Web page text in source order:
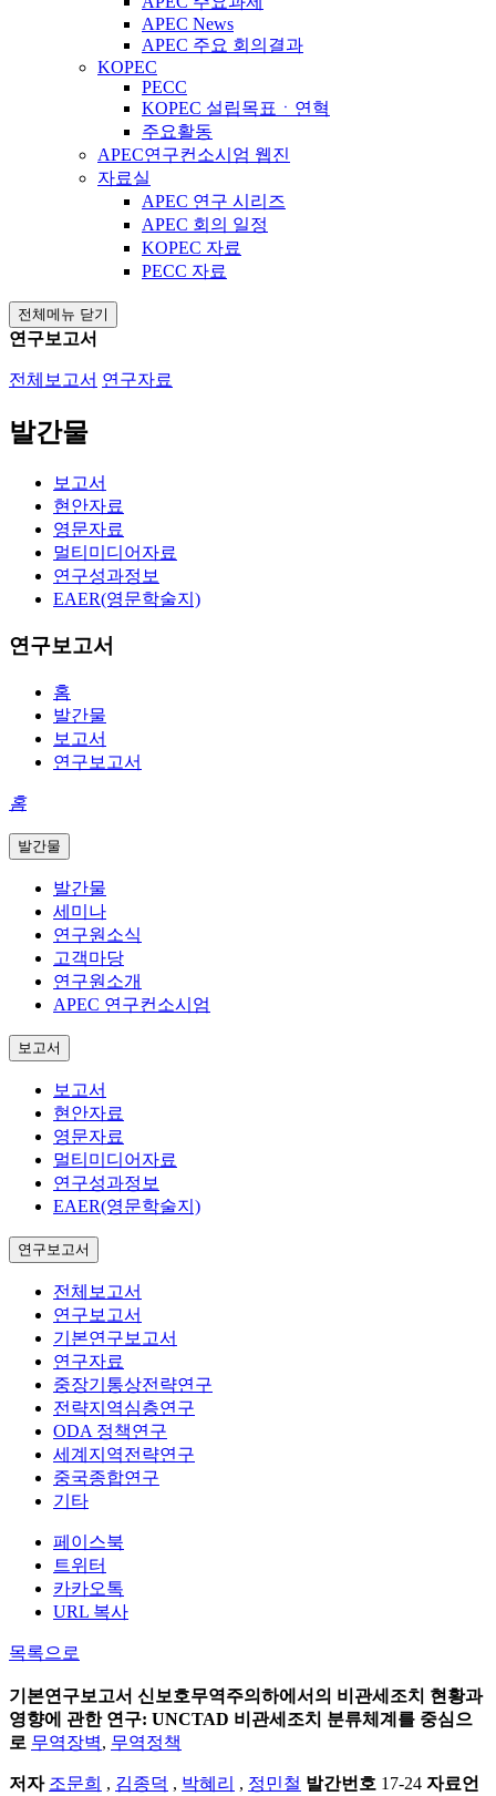
APEC News
APEC 주요 회의결과
KOPEC
PECC
KOPEC 설립목표ㆍ연혁
주요활동
APEC연구컨소시엄 웹진
자료실
APEC 연구 시리즈
APEC 회의 일정
KOPEC 자료
PECC 자료
전체메뉴 닫기
연구보고서
전체보고서 연구자료
발간물
보고서
현안자료
영문자료
멀티미디어자료
연구성과정보
EAER(영문학술지)
연구보고서
홈
발간물
보고서
연구보고서
홈
발간물
발간물
세미나
연구원소식
고객마당
연구원소개
APEC 연구컨소시엄
보고서
보고서
현안자료
영문자료
멀티미디어자료
연구성과정보
EAER(영문학술지)
연구보고서
전체보고서
연구보고서
기본연구보고서
연구자료
중장기통상전략연구
전략지역심층연구
ODA 정책연구
세계지역전략연구
중국종합연구
기타
페이스북
트위터
카카오톡
URL 복사
목록으로
기본연구보고서 신보호무역주의하에서의 비관세조치 현황과
영향에 관한 연구: UNCTAD 비관세조치 분류체계를 중심으
로 무역장벽, 무역정책
저자 조문희 , 김종덕 , 박혜리 , 정민철 발간번호 17-24 자료언